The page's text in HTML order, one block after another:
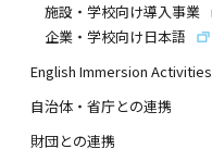
施設・学校向け導入事業
企業・学校向け日本語
English Immersion Activities
自治体・省庁との連携
財団との連携